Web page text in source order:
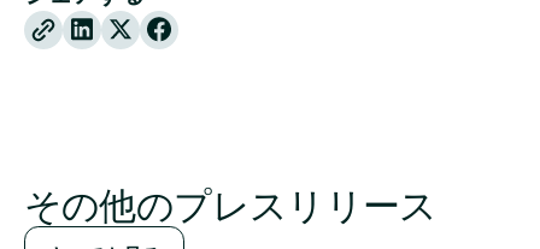
X
Facebook
その他のプレスリリース